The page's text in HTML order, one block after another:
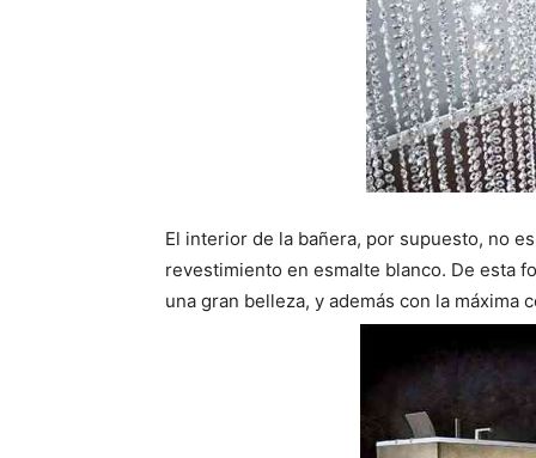
El interior de la bañera, por supuesto, no
revestimiento en esmalte blanco. De esta
una gran belleza, y además con la máxima